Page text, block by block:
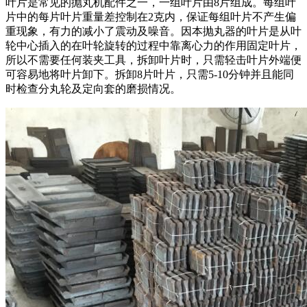
叶片是常见的抛丸机配件之一，一组叶片由8片组成。每组叶
片中的每片叶片重量差控制在2克内，保证每组叶片不产生偏
重现象，有力的减小了震动及噪音。因本抛丸器的叶片是从叶
轮中心插入的在叶轮旋转的过程中靠离心力的作用固定叶片，
所以不需要任何装夹工具，拆卸叶片时，只需轻击叶片外端便
可容易地将叶片卸下。拆卸8片叶片，只需5-10分钟并且能同
时检查分丸轮及定向套的磨损情况。